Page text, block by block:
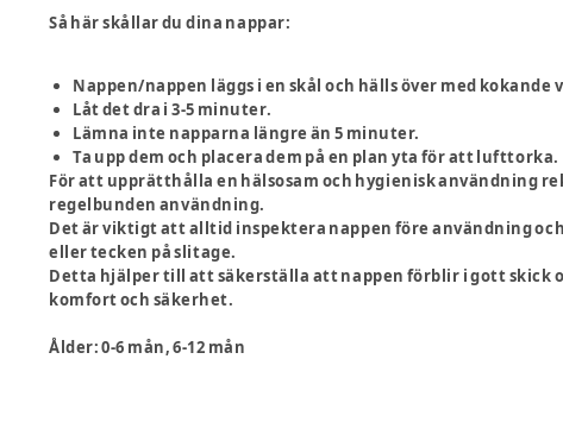
Så här skållar du dina nappar:
Nappen/nappen läggs i en skål och hälls över med kokande
Låt det dra i 3-5 minuter.
Lämna inte napparna längre än 5 minuter.
Ta upp dem och placera dem på en plan yta för att lufttorka.
För att upprätthålla en hälsosam och hygienisk användning
regelbunden användning.
Det är viktigt att alltid inspektera nappen före användning
eller tecken på slitage.
Detta hjälper till att säkerställa att nappen förblir i gott skick
komfort och säkerhet.
Ålder:0-6 mån, 6-12 mån